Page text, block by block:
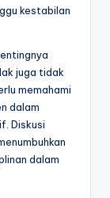
kestabilan
juga tidak
memahami
dalam
Diskusi
dalam